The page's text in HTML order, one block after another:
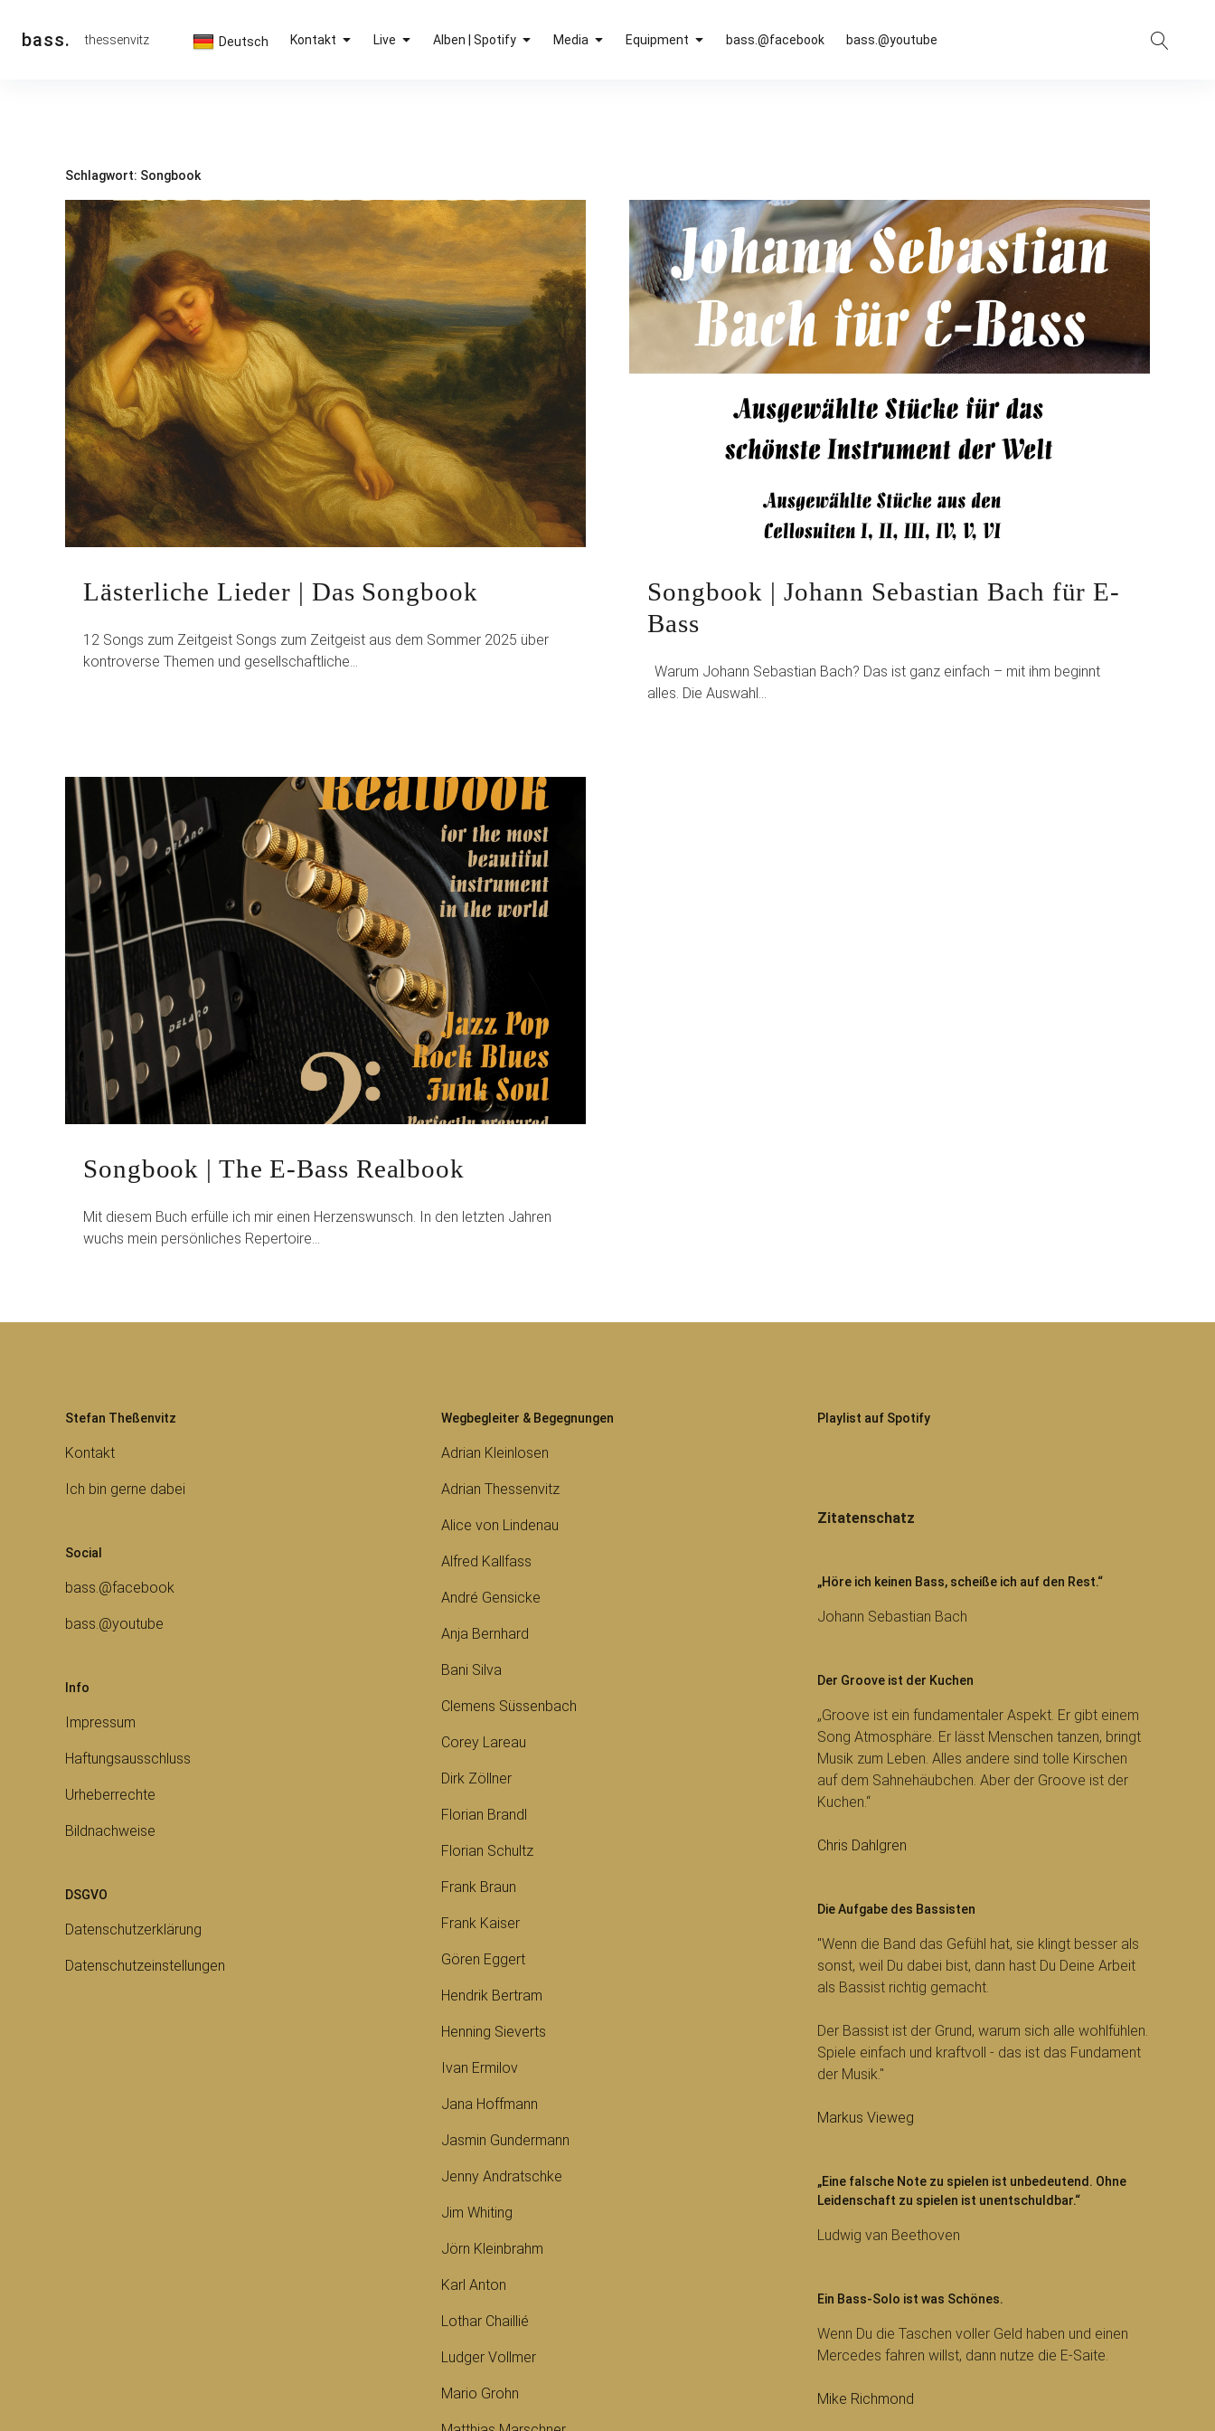
überspringen
bass. thessenvitz Deutsch Kontakt Live Alben | Spotify Media Equipment bass.@facebook bass.@youtube
Schlagwort: Songbook
Lästerliche Lieder | Das Songbook
12 Songs zum Zeitgeist Songs zum Zeitgeist aus dem Sommer 2025 über
kontroverse Themen und gesellschaftliche…
Songbook | Johann Sebastian Bach für E-
Bass
Warum Johann Sebastian Bach? Das ist ganz einfach – mit ihm beginnt
alles. Die Auswahl…
Songbook | The E-Bass Realbook
Mit diesem Buch erfülle ich mir einen Herzenswunsch. In den letzten Jahren
wuchs mein persönliches Repertoire…
Stefan Theßenvitz
Kontakt
Ich bin gerne dabei
Social
bass.@facebook
bass.@youtube
Info
Impressum
Haftungsausschluss
Urheberrechte
Bildnachweise
DSGVO
Datenschutzerklärung
Datenschutzeinstellungen
Wegbegleiter & Begegnungen
Adrian Kleinlosen
Adrian Thessenvitz
Alice von Lindenau
Alfred Kallfass
André Gensicke
Anja Bernhard
Bani Silva
Clemens Süssenbach
Corey Lareau
Dirk Zöllner
Florian Brandl
Florian Schultz
Frank Braun
Frank Kaiser
Gören Eggert
Hendrik Bertram
Henning Sieverts
Ivan Ermilov
Jana Hoffmann
Jasmin Gundermann
Jenny Andratschke
Jim Whiting
Jörn Kleinbrahm
Karl Anton
Lothar Chaillié
Ludger Vollmer
Mario Grohn
Playlist auf Spotify
Zitatenschatz
„Höre ich keinen Bass, scheiße ich auf den Rest.“
Johann Sebastian Bach
Der Groove ist der Kuchen
„Groove ist ein fundamentaler Aspekt. Er gibt einem
Song Atmosphäre. Er lässt Menschen tanzen, bringt
Musik zum Leben. Alles andere sind tolle Kirschen
auf dem Sahnehäubchen. Aber der Groove ist der
Kuchen.“
Chris Dahlgren
Die Aufgabe des Bassisten
"Wenn die Band das Gefühl hat, sie klingt besser als
sonst, weil Du dabei bist, dann hast Du Deine Arbeit
als Bassist richtig gemacht.
Der Bassist ist der Grund, warum sich alle wohlfühlen.
Spiele einfach und kraftvoll - das ist das Fundament
der Musik."
Markus Vieweg
„Eine falsche Note zu spielen ist unbedeutend. Ohne
Leidenschaft zu spielen ist unentschuldbar.“
Ludwig van Beethoven
Ein Bass-Solo ist was Schönes.
Wenn Du die Taschen voller Geld haben und einen
Mercedes fahren willst, dann nutze die E-Saite.
Mike Richmond